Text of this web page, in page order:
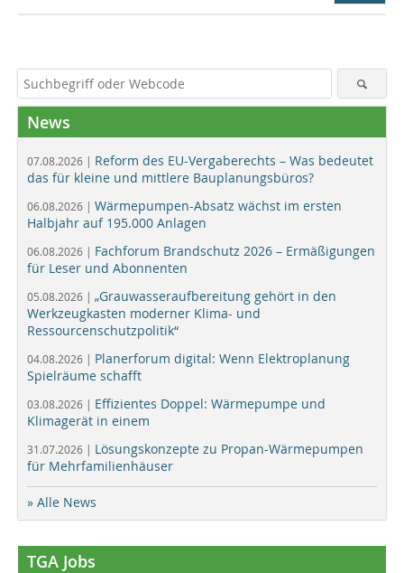
News
07.08.2026 | Reform des EU-Vergaberechts – Was bedeutet
das für kleine und mittlere Bauplanungsbüros?
06.08.2026 | Wärmepumpen-Absatz wächst im ersten
Halbjahr auf 195.000 Anlagen
06.08.2026 | Fachforum Brandschutz 2026 – Ermäßigungen
für Leser und Abonnenten
05.08.2026 | „Grauwasseraufbereitung gehört in den
Werkzeugkasten moderner Klima- und
Ressourcenschutzpolitik“
04.08.2026 | Planerforum digital: Wenn Elektroplanung
Spielräume schafft
03.08.2026 | Effizientes Doppel: Wärmepumpe und
Klimagerät in einem
31.07.2026 | Lösungskonzepte zu Propan-Wärmepumpen
für Mehrfamilienhäuser
» Alle News
TGA Jobs